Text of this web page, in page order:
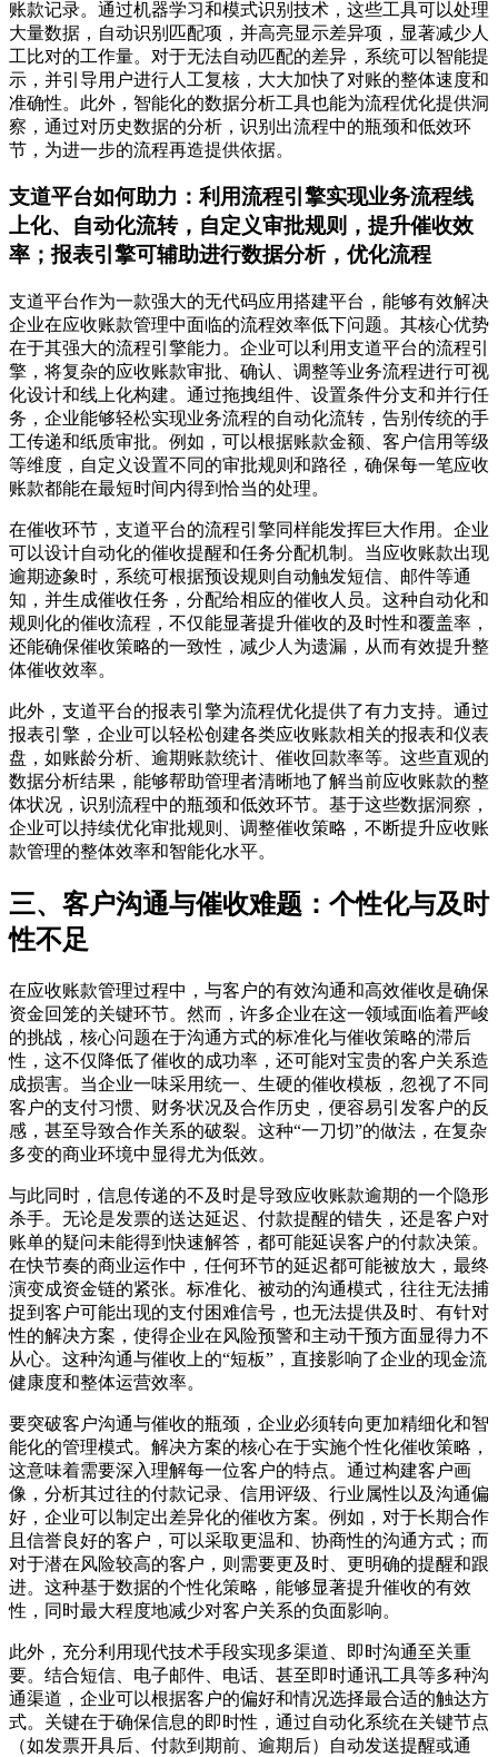
账款记录。通过机器学习和模式识别技术，这些工具可以处理
大量数据，自动识别匹配项，并高亮显示差异项，显著减少人
工比对的工作量。对于无法自动匹配的差异，系统可以智能提
示，并引导用户进行人工复核，大大加快了对账的整体速度和
准确性。此外，智能化的数据分析工具也能为流程优化提供洞
察，通过对历史数据的分析，识别出流程中的瓶颈和低效环
节，为进一步的流程再造提供依据。
支道平台如何助力：利用流程引擎实现业务流程线
上化、自动化流转，自定义审批规则，提升催收效
率；报表引擎可辅助进行数据分析，优化流程
支道平台作为一款强大的无代码应用搭建平台，能够有效解决
企业在应收账款管理中面临的流程效率低下问题。其核心优势
在于其强大的流程引擎能力。企业可以利用支道平台的流程引
擎，将复杂的应收账款审批、确认、调整等业务流程进行可视
化设计和线上化构建。通过拖拽组件、设置条件分支和并行任
务，企业能够轻松实现业务流程的自动化流转，告别传统的手
工传递和纸质审批。例如，可以根据账款金额、客户信用等级
等维度，自定义设置不同的审批规则和路径，确保每一笔应收
账款都能在最短时间内得到恰当的处理。
在催收环节，支道平台的流程引擎同样能发挥巨大作用。企业
可以设计自动化的催收提醒和任务分配机制。当应收账款出现
逾期迹象时，系统可根据预设规则自动触发短信、邮件等通
知，并生成催收任务，分配给相应的催收人员。这种自动化和
规则化的催收流程，不仅能显著提升催收的及时性和覆盖率，
还能确保催收策略的一致性，减少人为遗漏，从而有效提升整
体催收效率。
此外，支道平台的报表引擎为流程优化提供了有力支持。通过
报表引擎，企业可以轻松创建各类应收账款相关的报表和仪表
盘，如账龄分析、逾期账款统计、催收回款率等。这些直观的
数据分析结果，能够帮助管理者清晰地了解当前应收账款的整
体状况，识别流程中的瓶颈和低效环节。基于这些数据洞察，
企业可以持续优化审批规则、调整催收策略，不断提升应收账
款管理的整体效率和智能化水平。
三、客户沟通与催收难题：个性化与及时
性不足
在应收账款管理过程中，与客户的有效沟通和高效催收是确保
资金回笼的关键环节。然而，许多企业在这一领域面临着严峻
的挑战，核心问题在于沟通方式的标准化与催收策略的滞后
性，这不仅降低了催收的成功率，还可能对宝贵的客户关系造
成损害。当企业一味采用统一、生硬的催收模板，忽视了不同
客户的支付习惯、财务状况及合作历史，便容易引发客户的反
感，甚至导致合作关系的破裂。这种“一刀切”的做法，在复杂
多变的商业环境中显得尤为低效。
与此同时，信息传递的不及时是导致应收账款逾期的一个隐形
杀手。无论是发票的送达延迟、付款提醒的错失，还是客户对
账单的疑问未能得到快速解答，都可能延误客户的付款决策。
在快节奏的商业运作中，任何环节的延迟都可能被放大，最终
演变成资金链的紧张。标准化、被动的沟通模式，往往无法捕
捉到客户可能出现的支付困难信号，也无法提供及时、有针对
性的解决方案，使得企业在风险预警和主动干预方面显得力不
从心。这种沟通与催收上的“短板”，直接影响了企业的现金流
健康度和整体运营效率。
要突破客户沟通与催收的瓶颈，企业必须转向更加精细化和智
能化的管理模式。解决方案的核心在于实施个性化催收策略，
这意味着需要深入理解每一位客户的特点。通过构建客户画
像，分析其过往的付款记录、信用评级、行业属性以及沟通偏
好，企业可以制定出差异化的催收方案。例如，对于长期合作
且信誉良好的客户，可以采取更温和、协商性的沟通方式；而
对于潜在风险较高的客户，则需要更及时、更明确的提醒和跟
进。这种基于数据的个性化策略，能够显著提升催收的有效
性，同时最大程度地减少对客户关系的负面影响。
此外，充分利用现代技术手段实现多渠道、即时沟通至关重
要。结合短信、电子邮件、电话、甚至即时通讯工具等多种沟
通渠道，企业可以根据客户的偏好和情况选择最合适的触达方
式。关键在于确保信息的即时性，通过自动化系统在关键节点
（如发票开具后、付款到期前、逾期后）自动发送提醒或通